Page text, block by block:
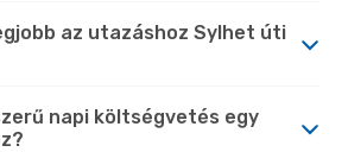
az utazáshoz Sylhet úti
napi költségvetés egy